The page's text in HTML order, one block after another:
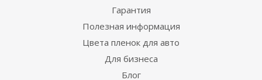
Гарантия
Полезная информация
Цвета пленок для авто
Для бизнеса
Блог